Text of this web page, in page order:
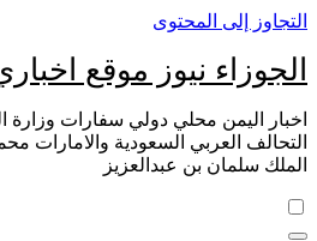
التجاوز إلى المحتوى
الجوزاء نيوز موقع
اخبار اليمن محلي دولي سفارات
التحالف العربي السعودية والامارات
الملك سلمان بن عبدالعزيز